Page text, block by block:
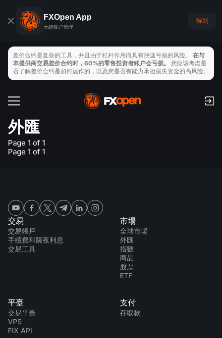
FXOpen App
无缝账户管理
得到
支付
全球市場
外匯
股票
ETF
交易平臺
MT4
MT5
比較
iOS FXOpen App
Android FXOpen App
VPS
FIX API
新聞與分析
股息日曆
什麼是ECN交易?
什麼是外匯經紀商?
公司新聞
為什麼選擇我們
外匯
Page 1 of 1
Page 1 of 1
交易
交易帳戶
手續費和隔夜利息
交易工具
市場
全球市場
外匯
指數
商品
股票
ETF
平臺
交易平臺
VPS
FIX API
支付
存取款
差价合约是复杂的工具，并且由于杠杆作用而具有快速亏损的风险。 在与
本提供商交易差价合约时，60%的零售投资者账户会亏损。 您应该考虑是
否了解差价合约是如何运作的，以及您是否有能力承担损失资金的高风险。